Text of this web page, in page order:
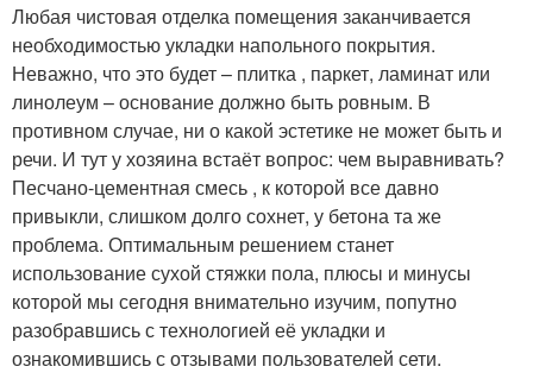
Любая чистовая отделка помещения заканчивается
необходимостью укладки напольного покрытия.
Неважно, что это будет – плитка , паркет, ламинат или
линолеум – основание должно быть ровным. В
противном случае, ни о какой эстетике не может быть и
речи. И тут у хозяина встаёт вопрос: чем выравнивать?
Песчано-цементная смесь , к которой все давно
привыкли, слишком долго сохнет, у бетона та же
проблема. Оптимальным решением станет
использование сухой стяжки пола, плюсы и минусы
которой мы сегодня внимательно изучим, попутно
разобравшись с технологией её укладки и
ознакомившись с отзывами пользователей сети.